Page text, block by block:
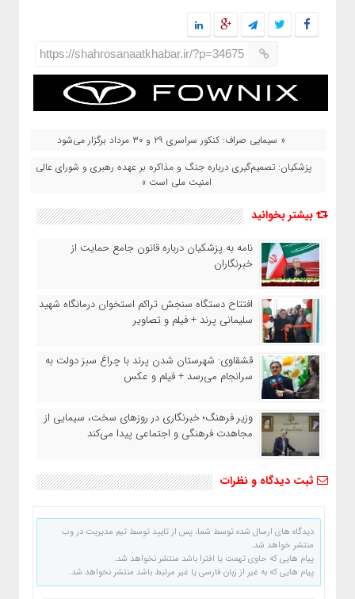
https://shahrosanaatkhabar.ir/?p=34675
« سیمایی صراف: کنکور سراسری ۲۹ و ۳۰ مرداد برگزار می‌شود
پزشکیان: تصمیم‌گیری درباره جنگ و مذاکره بر عهده رهبری و شورای عالی
امنیت ملی است »
بیشتر بخوانید
نامه به پزشکیان درباره قانون جامع حمایت از
خبرنگاران
افتتاح دستگاه سنجش تراکم استخوان درمانگاه شهید
سلیمانی پرند + فیلم و تصاویر
قشقاوی: شهرستان شدن پرند با چراغ سبز دولت به
سرانجام می‌رسد + فیلم و عکس
وزیر فرهنگ؛ خبرنگاری در روزهای سخت، سیمایی از
مجاهدت فرهنگی و اجتماعی پیدا می‌کند
ثبت دیدگاه و نظرات
دیدگاه های ارسال شده توسط شما، پس از تایید توسط تیم مدیریت در وب
منتشر خواهد شد.
پیام هایی که حاوی تهمت یا افترا باشد منتشر نخواهد شد.
پیام هایی که به غیر از زبان فارسی یا غیر مرتبط باشد منتشر نخواهد شد.